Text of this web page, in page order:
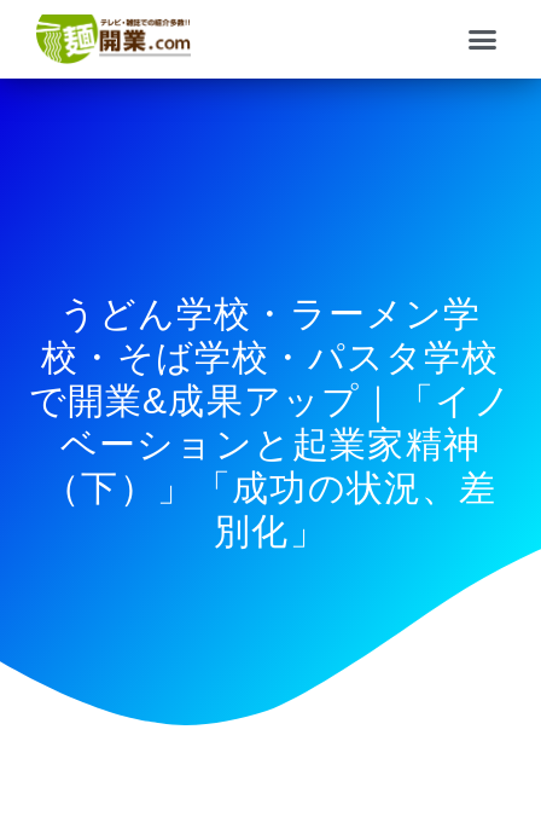
メ
ニ
ュ
うどん学校・ラーメン学
校・そば学校・パスタ学校
で開業&成果アップ｜「イノ
ベーションと起業家精神
（下）」「成功の状況、差
別化」